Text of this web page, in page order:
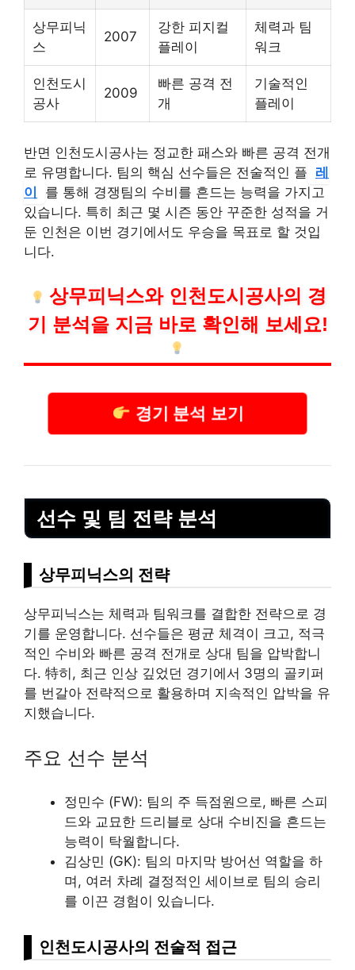
상무피닉
스
2007
강한 피지컬
플레이
체력과 팀
워크
인천도시
공사
2009
빠른 공격 전
개
기술적인
플레이
반면 인천도시공사는 정교한 패스와 빠른 공격 전개
로 유명합니다. 팀의 핵심 선수들은 전술적인 플 레
이
를 통해 경쟁팀의 수비를 흔드는 능력을 가지고
있습니다. 특히 최근 몇 시즌 동안 꾸준한 성적을 거
둔 인천은 이번 경기에서도 우승을 목표로 할 것입
니다.
상무피닉스와 인천도시공사의 경
기 분석을 지금 바로 확인해 보세요!
경기 분석 보기
선수 및 팀 전략 분석
상무피닉스의 전략
상무피닉스는 체력과 팀워크를 결합한 전략으로 경
기를 운영합니다. 선수들은 평균 체격이 크고, 적극
적인 수비와 빠른 공격 전개로 상대 팀을 압박합니
다. 特히, 최근 인상 깊었던 경기에서 3명의 골키퍼
를 번갈아 전략적으로 활용하며 지속적인 압박을 유
지했습니다.
주요 선수 분석
정민수 (FW): 팀의 주 득점원으로, 빠른 스피
드와 교묘한 드리블로 상대 수비진을 흔드는
능력이 탁월합니다.
김상민 (GK): 팀의 마지막 방어선 역할을 하
며, 여러 차례 결정적인 세이브로 팀의 승리
를 이끈 경험이 있습니다.
인천도시공사의 전술적 접근